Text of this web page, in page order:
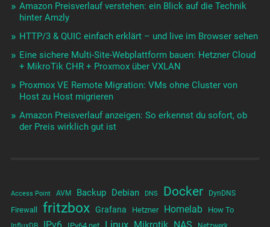
Amazon Preisverlauf verstehen: ein Blick auf die Technik
hinter Amzly
HTTP/3 & QUIC einfach erklärt – und live im Browser sehen
Eine sichere Multi-Site-Webplattform bauen: Hetzner Cloud
+ MikroTik CHR + Proxmox über VXLAN
Proxmox VE Remote Migration: VMs ohne Cluster von
Host zu Host migrieren
Amazon Preisverlauf anzeigen: So erkennst du sofort, ob
der Preis wirklich gut ist
Access Point AVM Backup Debian DNS Docker DynDNS
Firewall fritzbox Grafana Hetzner Homelab How To
Linux